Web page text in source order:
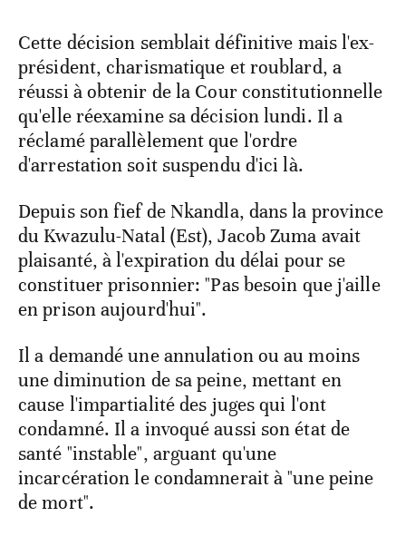
Cette décision semblait définitive mais l'ex-
président, charismatique et roublard, a
réussi à obtenir de la Cour constitutionnelle
qu'elle réexamine sa décision lundi. Il a
réclamé parallèlement que l'ordre
d'arrestation soit suspendu d'ici là.
Depuis son fief de Nkandla, dans la province
du Kwazulu-Natal (Est), Jacob Zuma avait
plaisanté, à l'expiration du délai pour se
constituer prisonnier: "Pas besoin que j'aille
en prison aujourd'hui".
Il a demandé une annulation ou au moins
une diminution de sa peine, mettant en
cause l'impartialité des juges qui l'ont
condamné. Il a invoqué aussi son état de
santé "instable", arguant qu'une
incarcération le condamnerait à "une peine
de mort".